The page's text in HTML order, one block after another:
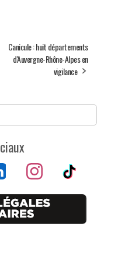
Canicule : huit départements
d'Auvergne-Rhône-Alpes en
vigilance